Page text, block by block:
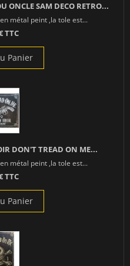
ONCLE SAM DECO RETRO...
métal peint ,la tole est...
TTC
Panier
DON'T TREAD ON ME...
métal peint ,la tole est...
TTC
Panier